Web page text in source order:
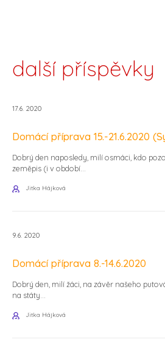
další příspěvky
17.6. 2020
Domácí příprava 15.-21.6.2020
Dobrý den naposledy, milí osmáci, kdo
zeměpis (i v období...
Jitka Hájková
9.6. 2020
Domácí příprava 8.-14.6.2020
Dobrý den, milí žáci, na závěr našeho
na státy...
Jitka Hájková